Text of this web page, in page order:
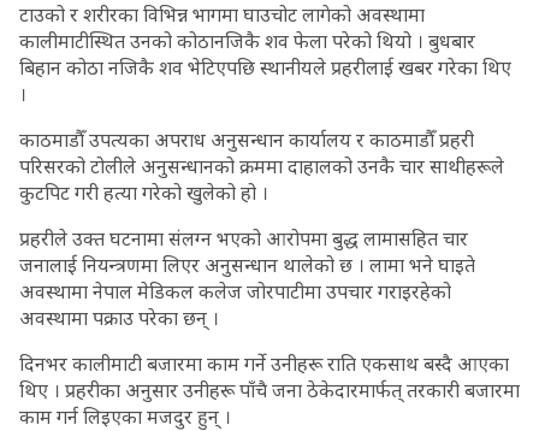
टाउको र शरीरका विभिन्न भागमा घाउचोट लागेको अवस्थामा
कालीमाटीस्थित उनको कोठानजिकै शव फेला परेको थियो । बुधबार
बिहान कोठा नजिकै शव भेटिएपछि स्थानीयले प्रहरीलाई खबर गरेका थिए
।
काठमाडौँ उपत्यका अपराध अनुसन्धान कार्यालय र काठमाडौँ प्रहरी
परिसरको टोलीले अनुसन्धानको क्रममा दाहालको उनकै चार साथीहरूले
कुटपिट गरी हत्या गरेको खुलेको हो ।
प्रहरीले उक्त घटनामा संलग्न भएको आरोपमा बुद्ध लामासहित चार
जनालाई नियन्त्रणमा लिएर अनुसन्धान थालेको छ । लामा भने घाइते
अवस्थामा नेपाल मेडिकल कलेज जोरपाटीमा उपचार गराइरहेको
अवस्थामा पक्राउ परेका छन् ।
दिनभर कालीमाटी बजारमा काम गर्ने उनीहरू राति एकसाथ बस्दै आएका
थिए । प्रहरीका अनुसार उनीहरू पाँचै जना ठेकेदारमार्फत् तरकारी बजारमा
काम गर्न लिइएका मजदुर हुन् ।